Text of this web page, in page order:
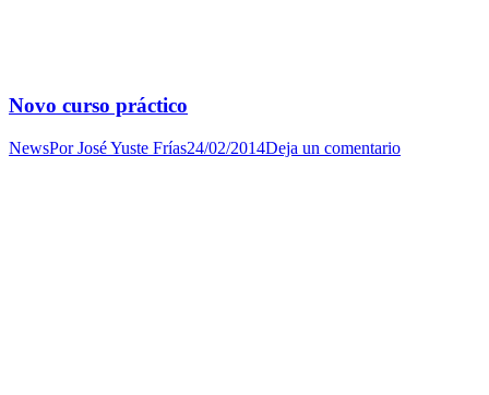
Novo curso práctico
NewsPorJosé Yuste Frías24/02/2014Deja un comentario